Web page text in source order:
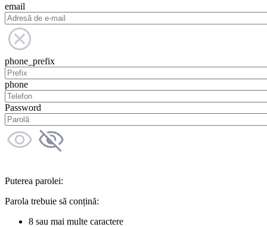
email
phone_prefix
phone
Password
Puterea parolei:
Parola trebuie să conțină:
8 sau mai multe caractere